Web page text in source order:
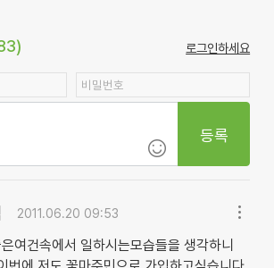
로그인하세요
등록
2011.06.20 09:53
여건속에서 일하시는모습들을 생각하니